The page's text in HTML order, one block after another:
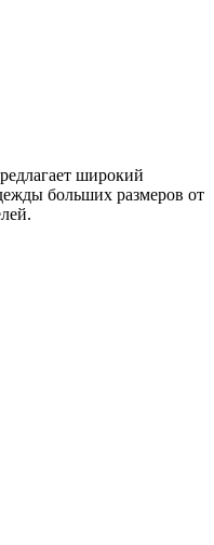
широкий
больших размеров от